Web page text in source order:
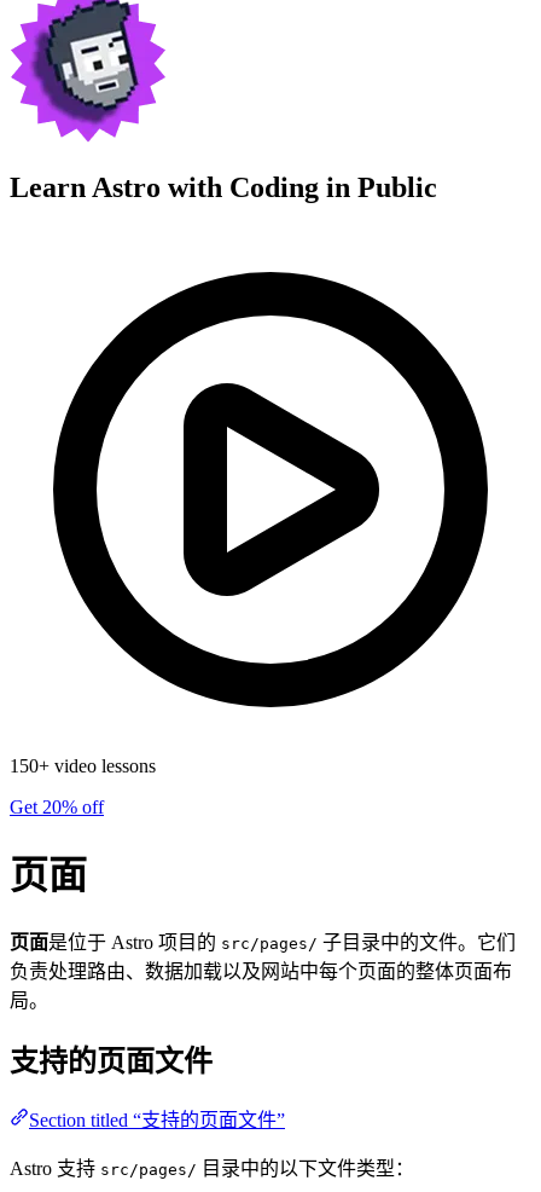
Learn Astro with Coding in Public
150+ video lessons
Get 20% off
页面
页面是位于 Astro 项目的 src/pages/ 子目录中的文件。它们
负责处理路由、数据加载以及网站中每个页面的整体页面布
局。
支持的页面文件
Section titled “支持的页面文件”
Astro 支持 src/pages/ 目录中的以下文件类型：